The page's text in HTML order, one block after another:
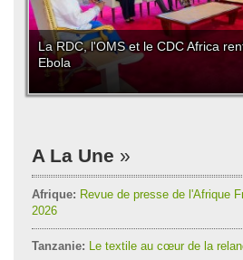
La RDC, l'OMS et le CDC Africa
Ebola
A La Une
Afrique: Revue de presse de l'Afrique
2026
Tanzanie: Le textile au cœur de la